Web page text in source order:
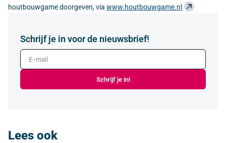
houtbouwgame doorgeven, via www.houtbouwgame.nl
Schrijf je in voor de nieuwsbrief!
E-mail
Schrijf je in!
Lees ook